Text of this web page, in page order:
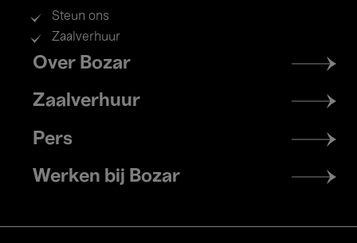
Steun ons
Zaalverhuur
Footer
menu
Over Bozar
Zaalverhuur
Pers
Werken bij Bozar